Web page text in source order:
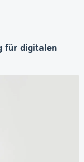
für digitalen